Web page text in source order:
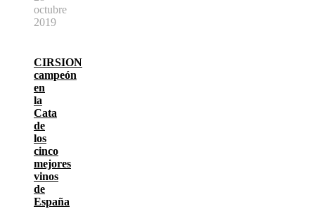
octubre
2019
CIRSION
campeón
en
la
Cata
de
los
cinco
mejores
vinos
de
España